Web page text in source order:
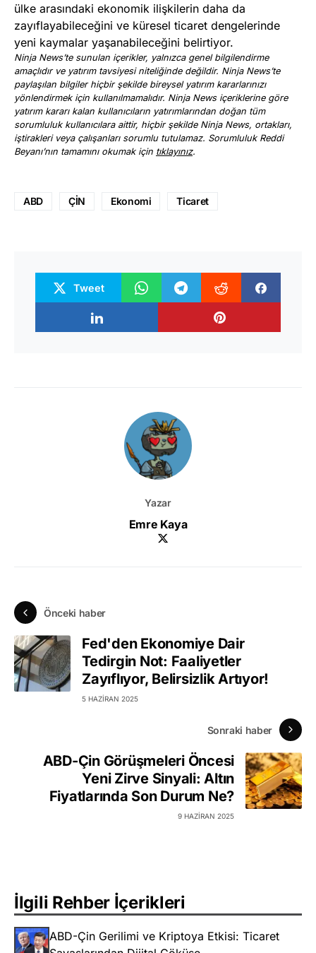
ülke arasındaki ekonomik ilişkilerin daha da
zayıflayabileceğini ve küresel ticaret dengelerinde
yeni kaymalar yaşanabileceğini belirtiyor.
Ninja News’te sunulan içerikler, yalnızca genel bilgilendirme
amaçlıdır ve yatırım tavsiyesi niteliğinde değildir. Ninja News’te
paylaşılan bilgiler hiçbir şekilde bireysel yatırım kararlarınızı
yönlendirmek için kullanılmamalıdır. Ninja News içeriklerine göre
yatırım kararı kalan kullanıcıların yatırımlarından doğan tüm
sorumluluk kullanıcılara aittir, hiçbir şekilde Ninja News, ortakları,
iştirakleri veya çalışanları sorumlu tutulamaz. Sorumluluk Reddi
Beyanı’nın tamamını okumak için tıklayınız.
ABD ÇİN Ekonomi Ticaret
Tweet
Yazar
Emre Kaya
Önceki haber
Fed'den Ekonomiye Dair
Tedirgin Not: Faaliyetler
Zayıflıyor, Belirsizlik Artıyor!
5 HAZIRAN 2025
Sonraki haber
ABD-Çin Görüşmeleri Öncesi
Yeni Zirve Sinyali: Altın
Fiyatlarında Son Durum Ne?
9 HAZIRAN 2025
İlgili Rehber İçerikleri
ABD-Çin Gerilimi ve Kriptoya Etkisi: Ticaret